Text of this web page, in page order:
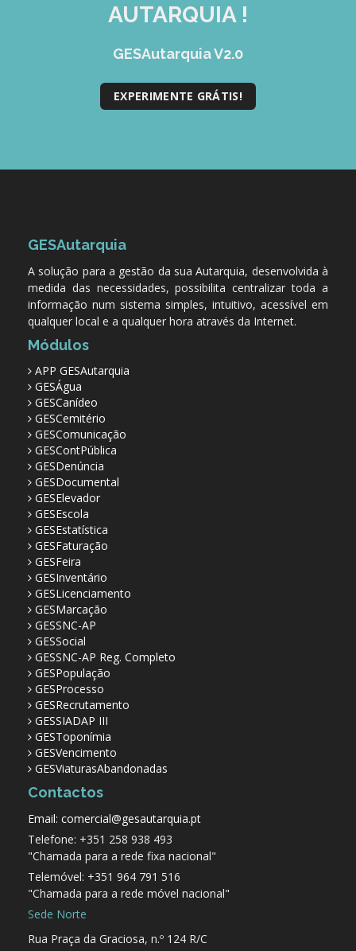
AUTARQUIA !
GESAutarquia V2.0
EXPERIMENTE GRÁTIS!
GESAutarquia
A solução para a gestão da sua Autarquia, desenvolvida à
medida das necessidades, possibilita centralizar toda a
informação num sistema simples, intuitivo, acessível em
qualquer local e a qualquer hora através da Internet.
Módulos
APP GESAutarquia
GESÁgua
GESCanídeo
GESCemitério
GESComunicação
GESContPública
GESDenúncia
GESDocumental
GESElevador
GESEscola
GESEstatística
GESFaturação
GESFeira
GESInventário
GESLicenciamento
GESMarcação
GESSNC-AP
GESSocial
GESSNC-AP Reg. Completo
GESPopulação
GESProcesso
GESRecrutamento
GESSIADAP III
GESToponímia
GESVencimento
GESViaturasAbandonadas
Contactos
Email: comercial@gesautarquia.pt
Telefone: +351 258 938 493
"Chamada para a rede fixa nacional"
Telemóvel: +351 964 791 516
"Chamada para a rede móvel nacional"
Sede Norte
Rua Praça da Graciosa, n.º 124 R/C